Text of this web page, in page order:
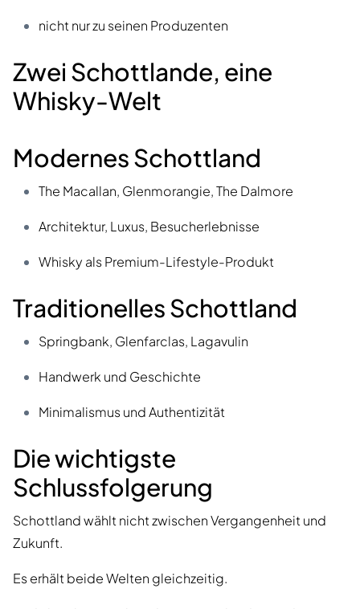
nicht nur zu seinen Produzenten
Zwei Schottlande, eine
Whisky-Welt
Modernes Schottland
The Macallan, Glenmorangie, The Dalmore
Architektur, Luxus, Besucherlebnisse
Whisky als Premium-Lifestyle-Produkt
Traditionelles Schottland
Springbank, Glenfarclas, Lagavulin
Handwerk und Geschichte
Minimalismus und Authentizität
Die wichtigste
Schlussfolgerung
Schottland wählt nicht zwischen Vergangenheit und
Zukunft.
Es erhält beide Welten gleichzeitig.